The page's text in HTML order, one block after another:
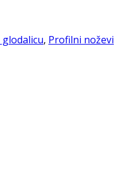
, Profilni noževi